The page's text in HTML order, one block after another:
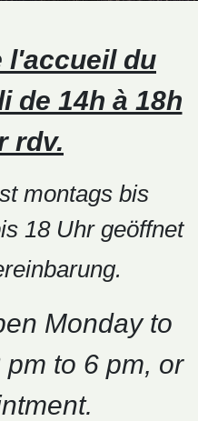
l'accueil du
de 14h à 18h
rdv.
montags bis
18 Uhr geöffnet
Monday to
to 6 pm, or